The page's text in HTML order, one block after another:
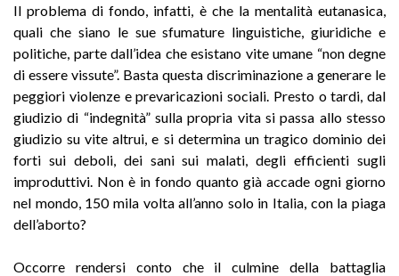
Il problema di fondo, infatti, è che la mentalità eutanasica,
quali che siano le sue sfumature linguistiche, giuridiche e
politiche, parte dall’idea che esistano vite umane “non degne
di essere vissute”. Basta questa discriminazione a generare le
peggiori violenze e prevaricazioni sociali. Presto o tardi, dal
giudizio di “indegnità” sulla propria vita si passa allo stesso
giudizio su vite altrui, e si determina un tragico dominio dei
forti sui deboli, dei sani sui malati, degli efficienti sugli
improduttivi. Non è in fondo quanto già accade ogni giorno
nel mondo, 150 mila volta all’anno solo in Italia, con la piaga
dell’aborto?
Occorre rendersi conto che il culmine della battaglia